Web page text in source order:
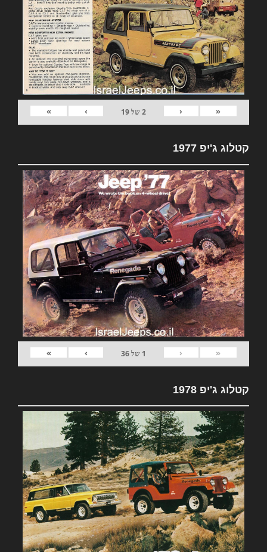
«
‹
2של19
›
»
קטלוג ג'יפ 1977
«
‹
1 של36
›
»
קטלוג ג'יפ 1978